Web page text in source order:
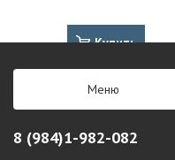
Купить
Меню
8 (984)1-982-082